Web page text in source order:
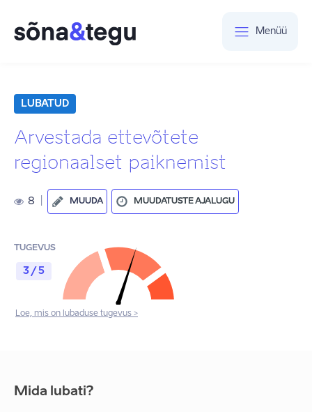
Menüü
LUBATUD
Arvestada ettevõtete
regionaalset paiknemist
8 MUUDA MUUDATUSTE AJALUGU
TUGEVUS
3 / 5
Loe, mis on lubaduse tugevus >
Mida lubati?